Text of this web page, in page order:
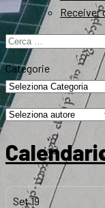
Receiver
Ricerca
per:
Categorie
Set19